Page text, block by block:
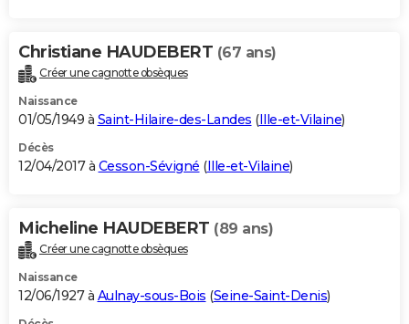
Christiane HAUDEBERT (67 ans)
Créer une cagnotte obsèques
Naissance
01/05/1949 à Saint-Hilaire-des-Landes (Ille-et-Vilaine)
Décès
12/04/2017 à Cesson-Sévigné (Ille-et-Vilaine)
Micheline HAUDEBERT (89 ans)
Créer une cagnotte obsèques
Naissance
12/06/1927 à Aulnay-sous-Bois (Seine-Saint-Denis)